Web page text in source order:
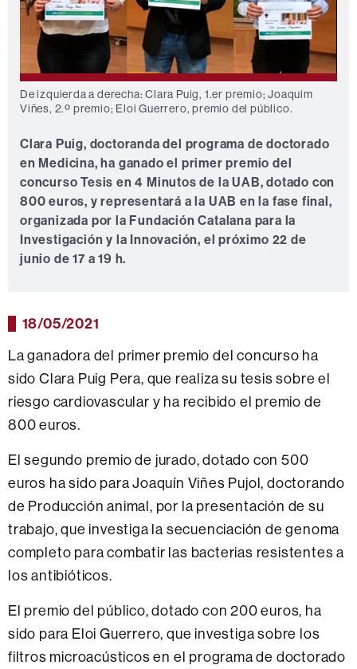
De izquierda a derecha: Clara Puig, 1.er premio; Joaquim
Viñes, 2.º premio; Eloi Guerrero, premio del público.
Clara Puig, doctoranda del programa de doctorado
en Medicina, ha ganado el primer premio del
concurso Tesis en 4 Minutos de la UAB, dotado con
800 euros, y representará a la UAB en la fase final,
organizada por la Fundación Catalana para la
Investigación y la Innovación, el próximo 22 de
junio de 17 a 19 h.
18/05/2021
La ganadora del primer premio del concurso ha
sido Clara Puig Pera, que realiza su tesis sobre el
riesgo cardiovascular y ha recibido el premio de
800 euros.
El segundo premio de jurado, dotado con 500
euros ha sido para Joaquín Viñes Pujol, doctorando
de Producción animal, por la presentación de su
trabajo, que investiga la secuenciación de genoma
completo para combatir las bacterias resistentes a
los antibióticos.
El premio del público, dotado con 200 euros, ha
sido para Eloi Guerrero, que investiga sobre los
filtros microacústicos en el programa de doctorado